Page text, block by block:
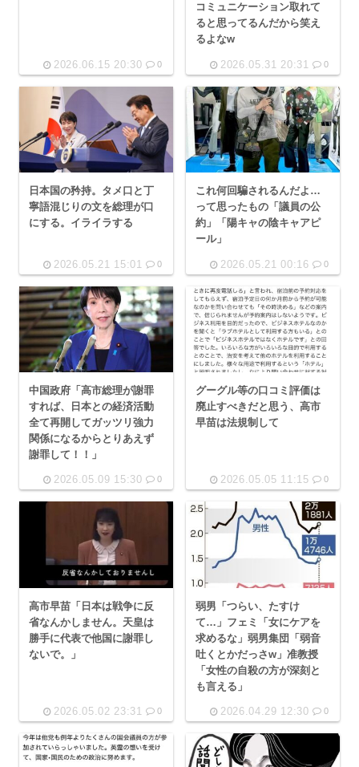
2026.06.15 20:30 0
コミュニケーション取れて
ると思ってるんだから笑え
るよなw
2026.05.31 20:31 0
日本国の矜持。タメ口と丁
寧語混じりの文を総理が口
にする。イライラする
2026.05.21 15:01 0
これ何回騙されるんだよ…
って思ったもの「議員の公
約」「陽キャの陰キャアピ
ール」
2026.05.21 00:16 0
中国政府「高市総理が謝罪
すれば、日本との経済活動
全て再開してガッツリ強力
関係になるからとりあえず
謝罪して！！」
2026.05.09 15:30 0
グーグル等の口コミ評価は
廃止すべきだと思う、高市
早苗は法規制して
2026.05.05 11:15 0
高市早苗「日本は戦争に反
省なんかしません。天皇は
勝手に代表で他国に謝罪し
ないで。」
2026.05.02 23:31 0
弱男「つらい、たすけ
て…」フェミ「女にケアを
求めるな」弱男集団「弱音
吐くとかだっさw」准教授
「女性の自殺の方が深刻と
も言える」
2026.04.29 12:30 0